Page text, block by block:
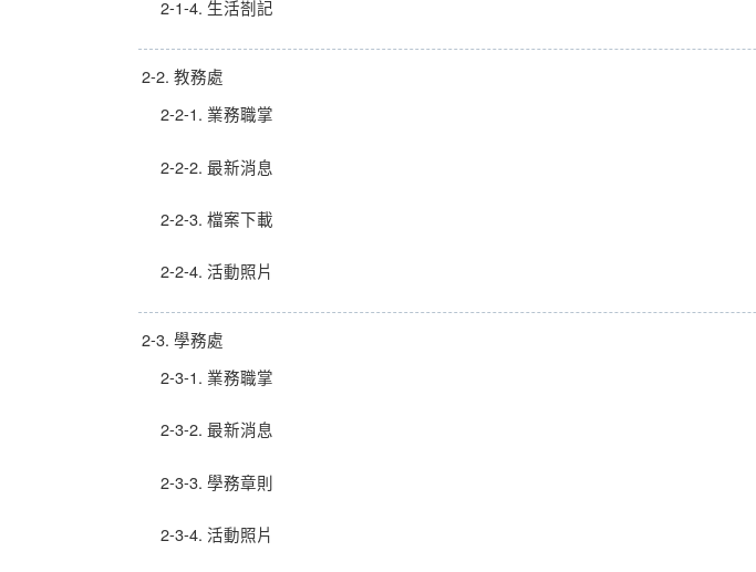
2-1-4. 生活剳記
2-2. 教務處
2-2-1. 業務職掌
2-2-2. 最新消息
2-2-3. 檔案下載
2-2-4. 活動照片
2-3. 學務處
2-3-1. 業務職掌
2-3-2. 最新消息
2-3-3. 學務章則
2-3-4. 活動照片